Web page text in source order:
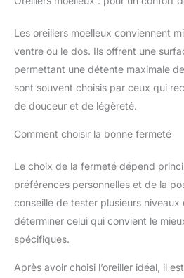
Les oreillers moelleux conviennent
ventre ou le dos. Ils offrent une
permettant une détente maximale
sont souvent choisis par ceux qui
de douceur et de légèreté.
Comment choisir la bonne fermeté
Le choix de la fermeté dépend
préférences personnelles et de la
conseillé de tester plusieurs
déterminer celui qui convient le
spécifiques.
Après avoir choisi l’oreiller idéal, il